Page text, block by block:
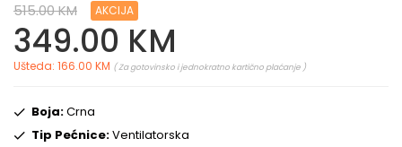
515.00 KM AKCIJA
349.00 KM
Ušteda: 166.00 KM ( Za gotovinsko i jednokratno kartično plaćanje )
Boja:Crna
Tip Pećnice:Ventilatorska